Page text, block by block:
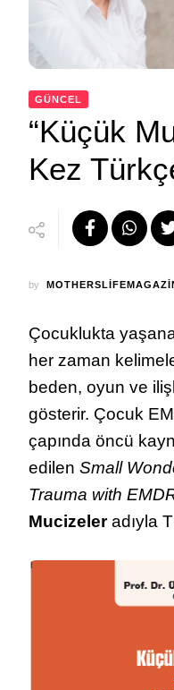
GÜNCEL
“Küçük
Kez
by
Çocuklukta
her zaman
beden, oyun ve
gösterir. Çocuk
çapında öncü
edilen Small
Trauma with
Mucizeleradıyla